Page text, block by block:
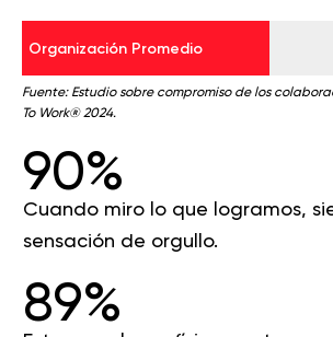
Organización Promedio
Fuente: Estudio sobre compromiso de los
To Work® 2024.
90%
Cuando miro lo que logramos,
sensación de orgullo.
89%